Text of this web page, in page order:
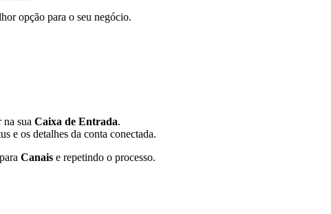
opção para o seu negócio.
na sua Caixa de Entrada.
e os detalhes da conta conectada.
Canais e repetindo o processo.